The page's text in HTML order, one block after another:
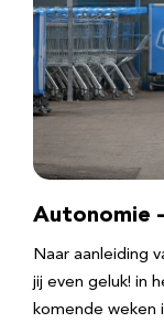
Autonomie
Naar aanleiding
jij even geluk! in
komende weken